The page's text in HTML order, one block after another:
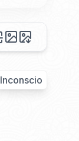
Inconscio